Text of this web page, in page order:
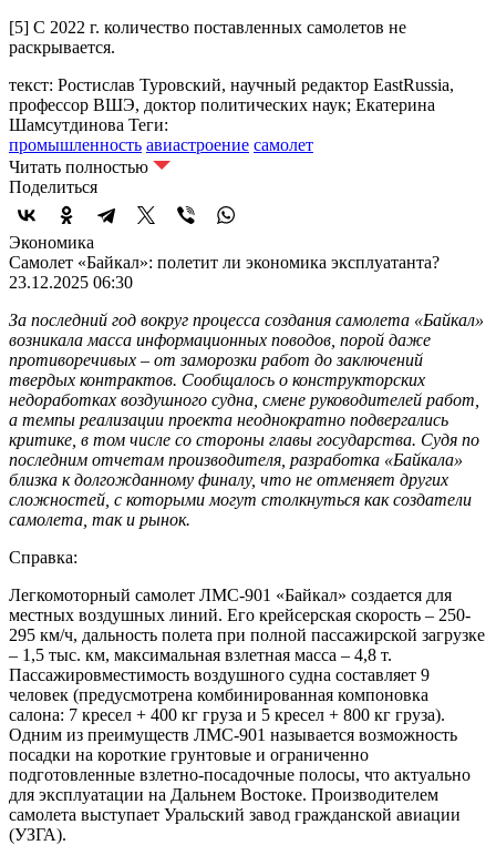
[5] С 2022 г. количество поставленных самолетов не
раскрывается.
текст: Ростислав Туровский, научный редактор EastRussia,
профессор ВШЭ, доктор политических наук; Екатерина
Шамсутдинова Теги:
промышленность авиастроение самолет
Читать полностью
Поделиться
Экономика
Самолет «Байкал»: полетит ли экономика эксплуатанта?
23.12.2025 06:30
За последний год вокруг процесса создания самолета «Байкал»
возникала масса информационных поводов, порой даже
противоречивых – от заморозки работ до заключений
твердых контрактов. Сообщалось о конструкторских
недоработках воздушного судна, смене руководителей работ,
а темпы реализации проекта неоднократно подвергались
критике, в том числе со стороны главы государства. Судя по
последним отчетам производителя, разработка «Байкала»
близка к долгожданному финалу, что не отменяет других
сложностей, с которыми могут столкнуться как создатели
самолета, так и рынок.
Справка:
Легкомоторный самолет ЛМС-901 «Байкал» создается для
местных воздушных линий. Его крейсерская скорость – 250-
295 км/ч, дальность полета при полной пассажирской загрузке
– 1,5 тыс. км, максимальная взлетная масса – 4,8 т.
Пассажировместимость воздушного судна составляет 9
человек (предусмотрена комбинированная компоновка
салона: 7 кресел + 400 кг груза и 5 кресел + 800 кг груза).
Одним из преимуществ ЛМС-901 называется возможность
посадки на короткие грунтовые и ограниченно
подготовленные взлетно-посадочные полосы, что актуально
для эксплуатации на Дальнем Востоке. Производителем
самолета выступает Уральский завод гражданской авиации
(УЗГА).